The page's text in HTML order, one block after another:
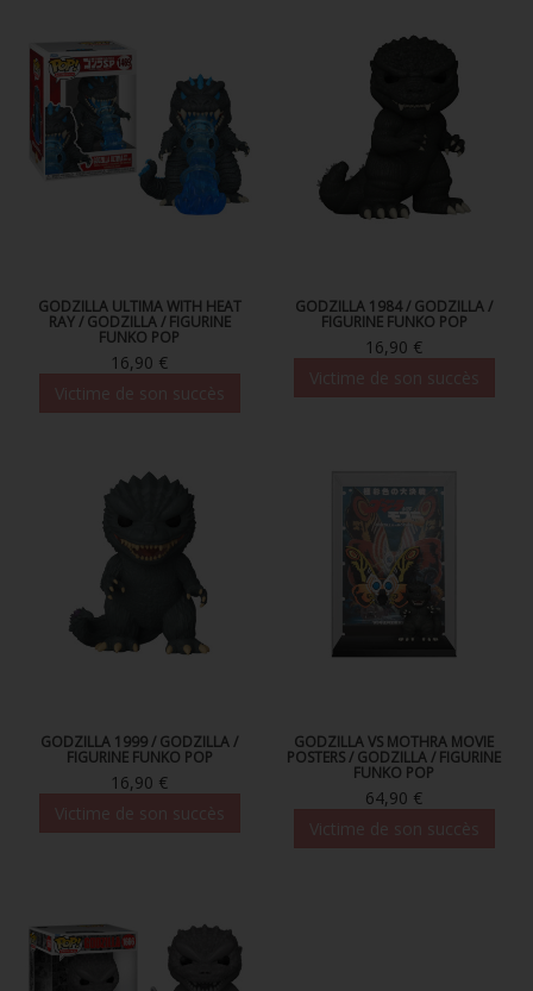
GODZILLA ULTIMA WITH HEAT
RAY / GODZILLA / FIGURINE
FUNKO POP
16,90 €
GODZILLA 1984 / GODZILLA /
FIGURINE FUNKO POP
16,90 €
GODZILLA 1999 / GODZILLA /
FIGURINE FUNKO POP
16,90 €
GODZILLA VS MOTHRA MOVIE
POSTERS / GODZILLA / FIGURINE
FUNKO POP
64,90 €